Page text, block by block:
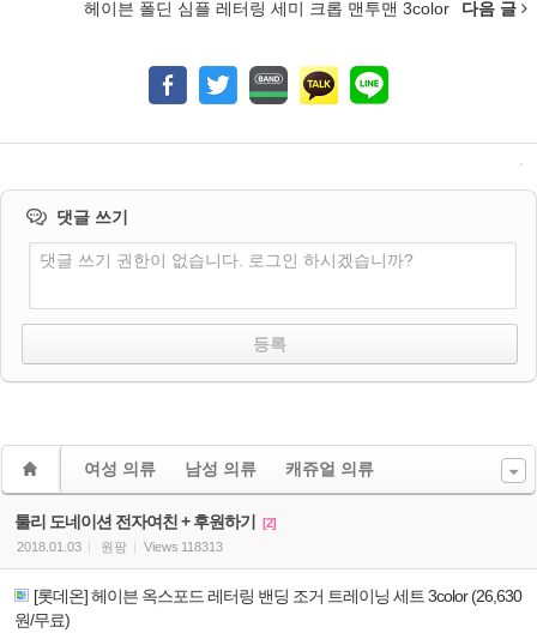
헤이븐 폴딘 심플 레터링 세미 크롭 맨투맨 3color 다음 글
댓글 쓰기
댓글 쓰기 권한이 없습니다. 로그인 하시겠습니까?
여성 의류 남성 의류 캐쥬얼 의류
툴리 도네이션 전자여친 + 후원하기
[2]
2018.01.03
원팡 Views 118313
[롯데온] 헤이븐 옥스포드 레터링 밴딩 조거 트레이닝 세트 3color (26,630
원/무료)